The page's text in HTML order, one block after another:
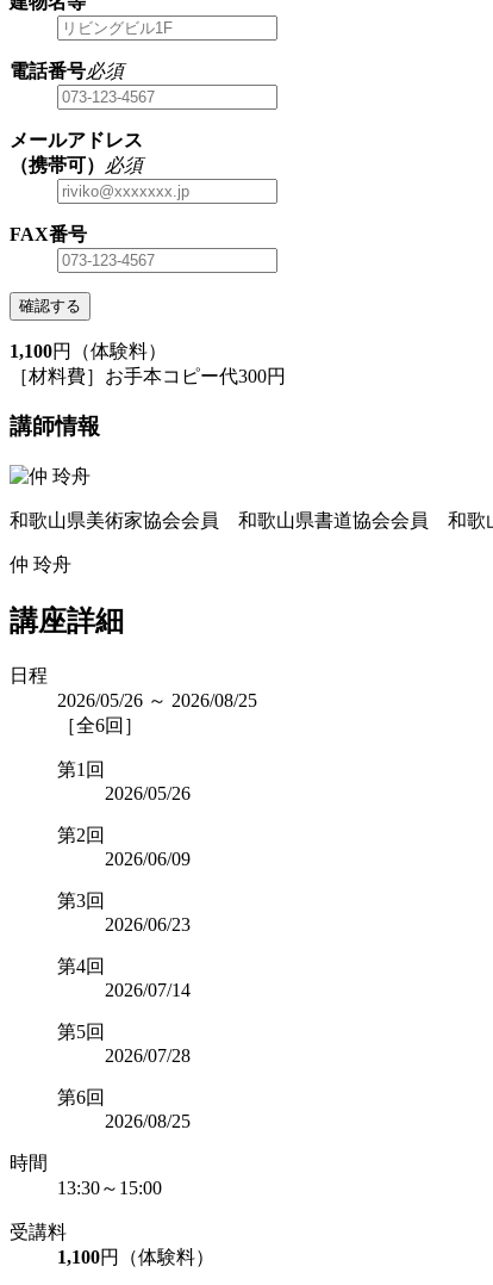
電話番号必須
メールアドレス
（携帯可）
必須
FAX番号
確認する
1,100円（体験料）
［材料費］お手本コピー代300円
講師情報
和歌山県美術家協会会員 和歌山県書道協会会員 和
仲 玲舟
講座詳細
日程
2026/05/26 ～ 2026/08/25
［全6回］
第1回
2026/05/26
第2回
2026/06/09
第3回
2026/06/23
第4回
2026/07/14
第5回
2026/07/28
第6回
2026/08/25
時間
13:30～15:00
受講料
1,100円（体験料）